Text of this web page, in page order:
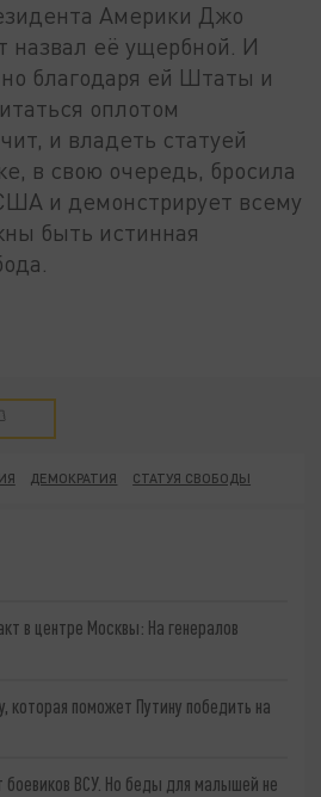
Америки Джо
её ущербной. И
благодаря ей Штаты и
оплотом
и владеть статуей
в свою очередь, бросила
и демонстрирует всему
быть истинная
ДЕМОКРАТИЯ СТАТУЯ СВОБОДЫ
в центре Москвы: На генералов
которая поможет Путину победить на
боевиков ВСУ. Но беды для малышей не